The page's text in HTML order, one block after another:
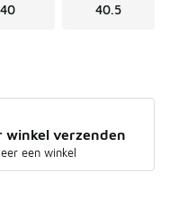
40 40.5
winkel verzenden
een winkel